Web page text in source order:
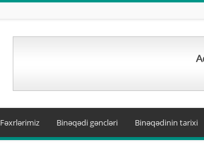
Fəxrlərimiz Binəqədi gəncləri Binəqədinin tarixi